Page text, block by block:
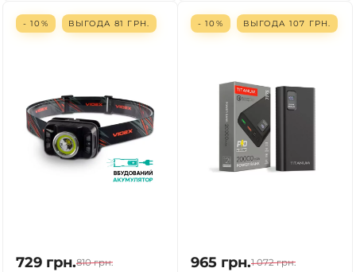
- 10% ВЫГОДА 81 ГРН.
729 грн.810 грн.
- 10% ВЫГОДА 107 ГРН.
965 грн.1 072 грн.